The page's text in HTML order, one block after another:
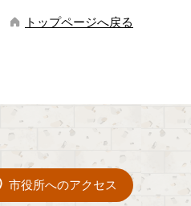
トップページへ戻る
市役所へのアクセス